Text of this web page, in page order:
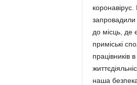
запровадили
до місць, де
приміські
працівників
наша